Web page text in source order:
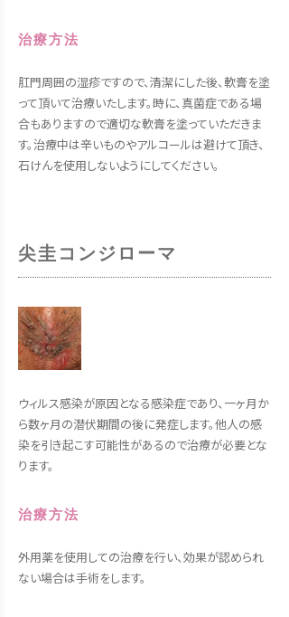
治療方法
肛門周囲の湿疹ですので、清潔にした後、軟膏を塗
って頂いて治療いたします。時に、真菌症である場
合もありますので適切な軟膏を塗っていただきま
す。治療中は辛いものやアルコールは避けて頂き、
石けんを使用しないようにしてください。
尖圭コンジローマ
ウィルス感染が原因となる感染症であり、一ヶ月か
ら数ヶ月の潜伏期間の後に発症します。他人の感
染を引き起こす可能性があるので治療が必要とな
ります。
治療方法
外用薬を使用しての治療を行い、効果が認められ
ない場合は手術をします。